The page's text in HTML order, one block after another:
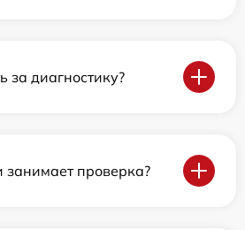
за диагностику?
занимает проверка?